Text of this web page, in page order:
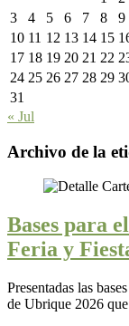
3
4 5 6 7 8
9
10 11 12 13 14 15
17 18 19 20 21 22
24 25 26 27 28 29
31
« Jul
Archivo de la
Bases para
Feria y
Presentadas las
de Ubrique 2026